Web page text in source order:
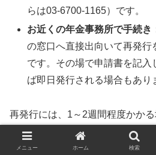
らは03-6700-1165）です。
お近くの年金事務所で手続き
の窓口へ直接出向いて再発行
です。その場で申請書を記入
ば即日発行される場合もあり
再発行には、1～2週間程度かかる
必要な時期に間に合うよう、余
行いましょう。また、ねんきん
メニュー ホーム 検索